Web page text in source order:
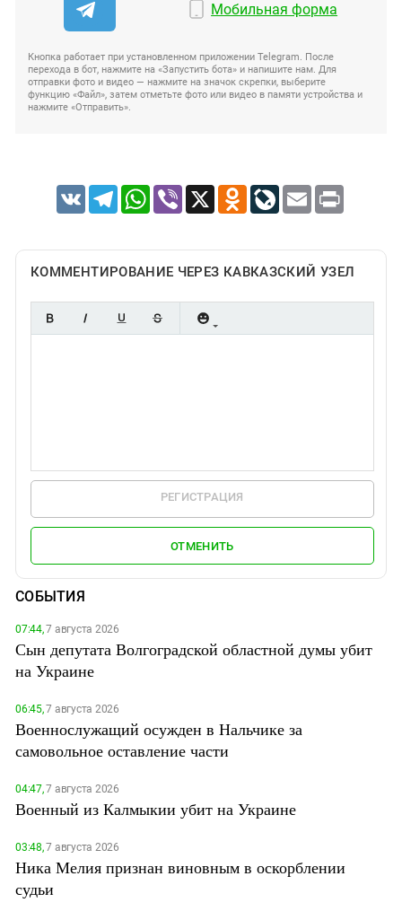
Мобильная форма
Кнопка работает при установленном приложении Telegram. После
перехода в бот, нажмите на «Запустить бота» и напишите нам. Для
отправки фото и видео — нажмите на значок скрепки, выберите
функцию «Файл», затем отметьте фото или видео в памяти устройства и
нажмите «Отправить».
VK TelegramWhatsApp
Viber X Odnoklassniki
LiveJournal
Email Print
КОММЕНТИРОВАНИЕ ЧЕРЕЗ КАВКАЗСКИЙ УЗЕЛ
РЕГИСТРАЦИЯ
ОТМЕНИТЬ
СОБЫТИЯ
07:44,7 августа 2026
Сын депутата Волгоградской областной думы убит
на Украине
06:45,7 августа 2026
Военнослужащий осужден в Нальчике за
самовольное оставление части
04:47,7 августа 2026
Военный из Калмыкии убит на Украине
03:48,7 августа 2026
Ника Мелия признан виновным в оскорблении
судьи